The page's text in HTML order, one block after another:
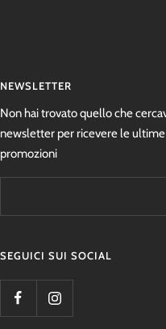
NEWSLETTER
Non hai trovato quello che
newsletter per ricevere le
promozioni
SEGUICI SUI SOCIAL